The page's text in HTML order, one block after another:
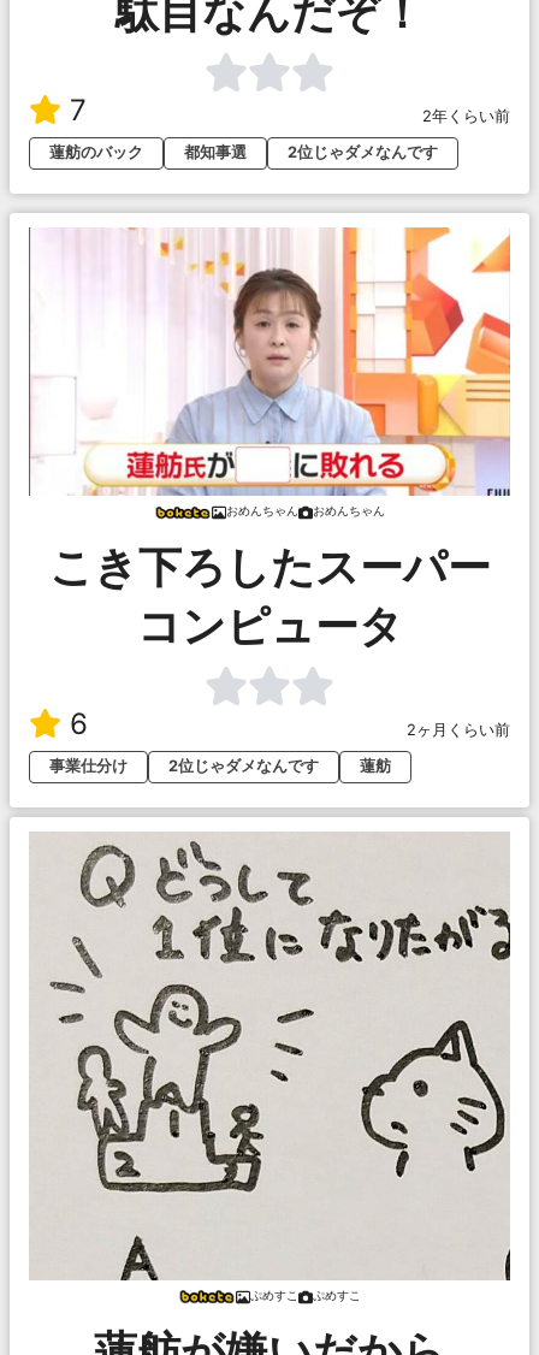
駄目なんだぞ！
7
2年くらい前
蓮舫のバック
都知事選 2位じゃダメなんです
おめんちゃん おめんちゃん
こき下ろしたスーパー
コンピュータ
6
2ヶ月くらい前
事業仕分け
2位じゃダメなんです 蓮舫
ぷめすこ ぷめすこ